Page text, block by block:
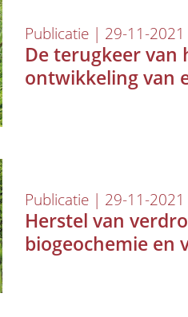
Publicatie | 29-11-2021
De terugkeer van
ontwikkeling van
Publicatie | 29-11-2021
Herstel van
biogeochemie en